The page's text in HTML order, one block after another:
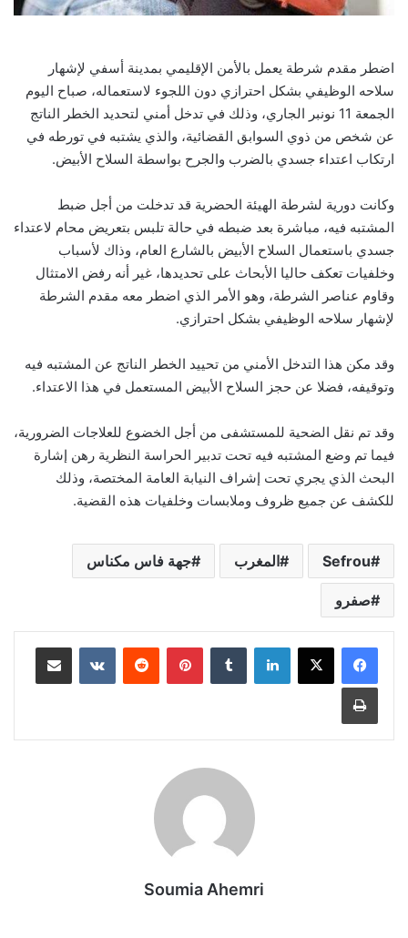
اضطر مقدم شرطة يعمل بالأمن الإقليمي بمدينة أسفي لإشهار
سلاحه الوظيفي بشكل احترازي دون اللجوء لاستعماله، صباح اليوم
الجمعة 11 نونبر الجاري، وذلك في تدخل أمني لتحديد الخطر الناتج
عن شخص من ذوي السوابق القضائية، والذي يشتبه في تورطه في
ارتكاب اعتداء جسدي بالضرب والجرح بواسطة السلاح الأبيض.
وكانت دورية لشرطة الهيئة الحضرية قد تدخلت من أجل ضبط
المشتبه فيه، مباشرة بعد ضبطه في حالة تلبس بتعريض محام لاعتداء
جسدي باستعمال السلاح الأبيض بالشارع العام، وذاك لأسباب
وخلفيات تعكف حاليا الأبحاث على تحديدها، غير أنه رفض الامتثال
وقاوم عناصر الشرطة، وهو الأمر الذي اضطر معه مقدم الشرطة
لإشهار سلاحه الوظيفي بشكل احترازي.
وقد مكن هذا التدخل الأمني من تحييد الخطر الناتج عن المشتبه فيه
وتوقيفه، فضلا عن حجز السلاح الأبيض المستعمل في هذا الاعتداء.
وقد تم نقل الضحية للمستشفى من أجل الخضوع للعلاجات الضرورية،
فيما تم وضع المشتبه فيه تحت تدبير الحراسة النظرية رهن إشارة
البحث الذي يجري تحت إشراف النيابة العامة المختصة، وذلك
للكشف عن جميع ظروف وملابسات وخلفيات هذه القضية.
Sefrou المغرب جهة فاس مكناس
صفرو
لينكدإن بينتيريست مشاركة عبر البريد
طباعة
Soumia Ahemri